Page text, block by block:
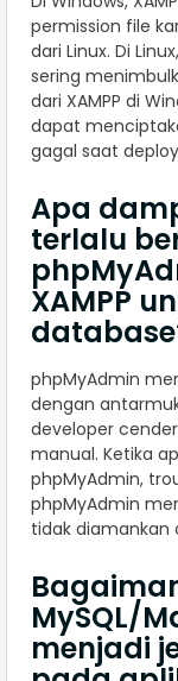
permission file
dari Linux. Di
sering
dari XAMPP di
dapat
gagal saat
Apa
terlalu
XAMPP
phpMyAdmin
dengan
developer
manual. Ketika
phpMyAdmin,
phpMyAdmin
tidak diamankan
MySQL/
menjadi